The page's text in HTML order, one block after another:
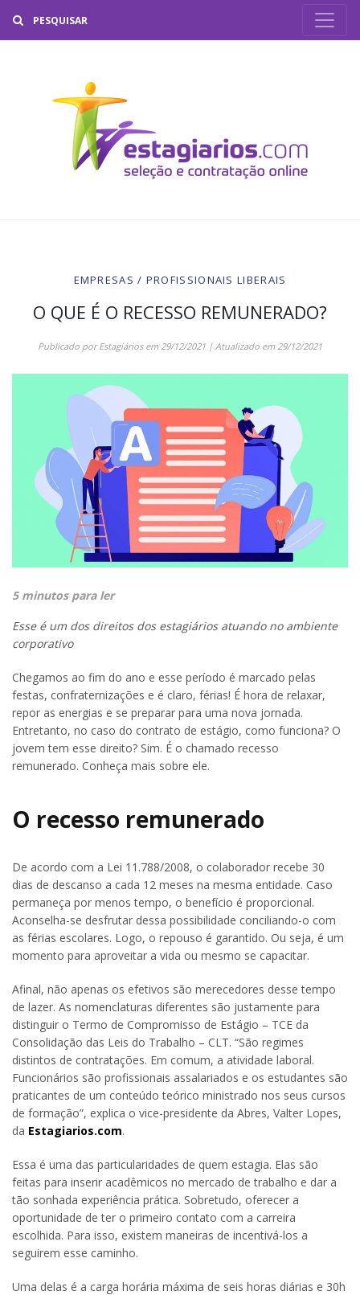
EMPRESAS / PROFISSIONAIS LIBERAIS
O QUE É O RECESSO REMUNERADO?
Publicado porEstagiáriosem29/12/2021 | Atualizado em29/12/2021
5 minutos para ler
Esse é um dos direitos dos estagiários atuando no ambiente
corporativo
Chegamos ao fim do ano e esse período é marcado pelas
festas, confraternizações e é claro, férias! É hora de relaxar,
repor as energias e se preparar para uma nova jornada.
Entretanto, no caso do contrato de estágio, como funciona? O
jovem tem esse direito? Sim. É o chamado recesso
remunerado. Conheça mais sobre ele.
O recesso remunerado
De acordo com a Lei 11.788/2008, o colaborador recebe 30
dias de descanso a cada 12 meses na mesma entidade. Caso
permaneça por menos tempo, o benefício é proporcional.
Aconselha-se desfrutar dessa possibilidade conciliando-o com
as férias escolares. Logo, o repouso é garantido. Ou seja, é um
momento para aproveitar a vida ou mesmo se capacitar.
Afinal, não apenas os efetivos são merecedores desse tempo
de lazer. As nomenclaturas diferentes são justamente para
distinguir o Termo de Compromisso de Estágio – TCE da
Consolidação das Leis do Trabalho – CLT. “São regimes
distintos de contratações. Em comum, a atividade laboral.
Funcionários são profissionais assalariados e os estudantes são
praticantes de um conteúdo teórico ministrado nos seus cursos
de formação”, explica o vice-presidente da Abres, Valter Lopes,
da Estagiarios.com.
Essa é uma das particularidades de quem estagia. Elas são
feitas para inserir acadêmicos no mercado de trabalho e dar a
tão sonhada experiência prática. Sobretudo, oferecer a
oportunidade de ter o primeiro contato com a carreira
escolhida. Para isso, existem maneiras de incentivá-los a
seguirem esse caminho.
Uma delas é a carga horária máxima de seis horas diárias e 30h